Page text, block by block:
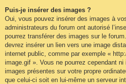
Puis-je insérer des images ?
Oui, vous pouvez insérer des images à
administrateurs du forum ont autorisé
pourrez transférer des images sur le
devrez insérer un lien vers une image
internet public, comme par exemple «
image.gif ». Vous ne pourrez cependant
images présentes sur votre propre
que celui-ci soit en lui-même un serveur